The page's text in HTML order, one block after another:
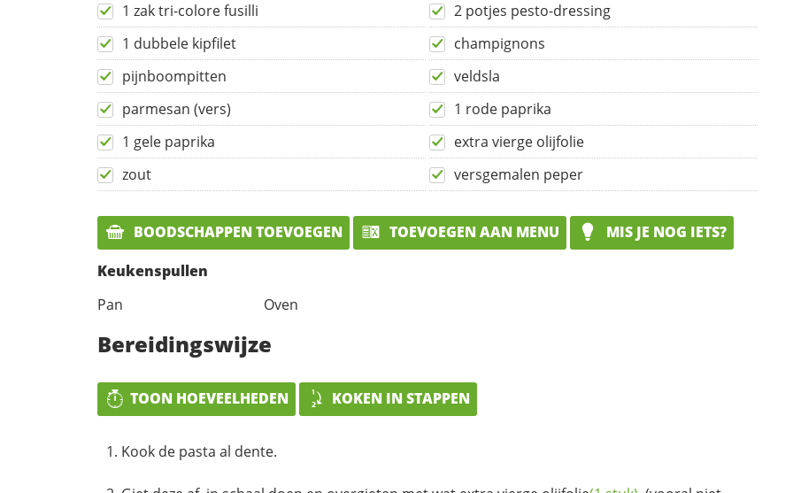
1 zak tri-colore fusilli
2 potjes pesto-dressing
1 dubbele kipfilet
champignons
pijnboompitten
veldsla
parmesan (vers)
1 rode paprika
1 gele paprika
extra vierge olijfolie
zout
versgemalen peper
BOODSCHAPPEN TOEVOEGEN TOEVOEGEN AAN MENU
MIS JE NOG IETS?
Keukenspullen
Pan
Oven
Bereidingswijze
TOON HOEVEELHEDEN KOKEN IN STAPPEN
Kook de pasta al dente.